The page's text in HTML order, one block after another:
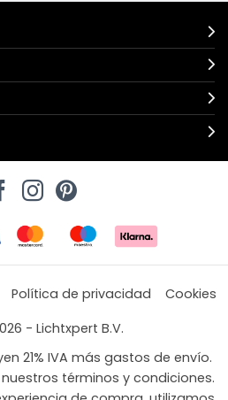
Política de privacidad
Cookies
- Lichtxpert B.V.
21% IVA más gastos de envío.
términos y condiciones.